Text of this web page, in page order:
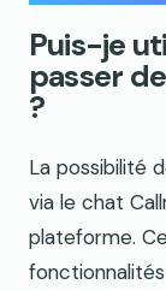
Puis-je
passer
?
La possibilité
via le chat
plateforme.